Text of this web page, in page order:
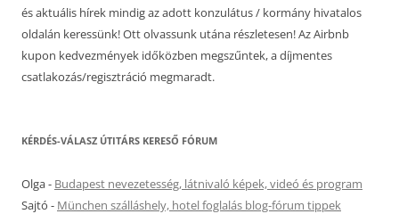
és aktuális hírek mindig az adott konzulátus / kormány hivatalos
oldalán keressünk! Ott olvassunk utána részletesen! Az Airbnb
kupon kedvezmények időközben megszűntek, a díjmentes
csatlakozás/regisztráció megmaradt.
KÉRDÉS-VÁLASZ ÚTITÁRS KERESŐ FÓRUM
Olga- Budapest nevezetesség, látnivaló képek, videó és program
Sajtó - München szálláshely, hotel foglalás blog-fórum tippek